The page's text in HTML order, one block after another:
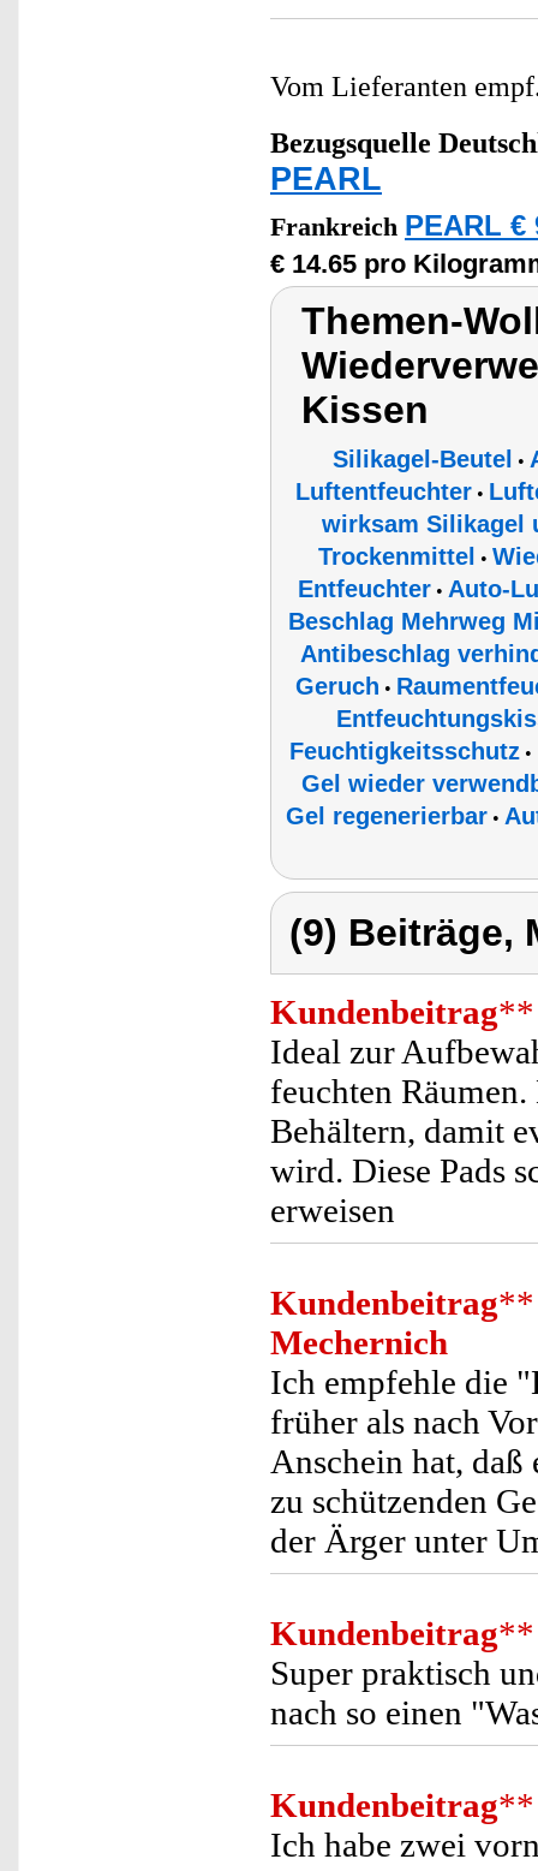
Vom Lieferanten
Bezugsquelle
PEARL
Frankreich PEARL €
€ 14.65 pro
Themen-
Kissen
Silikagel-Beutel •
Luftentfeuchter•
wirksam Silikagel
Trockenmittel
•
Entfeuchter • Auto-
Beschlag Mehrweg
Antibeschlag
Geruch •
Feuchtigkeitsschutz•
Gel wieder
Gel regenerierbar•
(9) Beiträge,
Kundenbeitrag**
Ideal zur
feuchten
Behältern, damit
wird. Diese Pads
erweisen
Kundenbeitrag**
Mechernich
Ich empfehle die
früher als nach
Anschein hat, daß
zu schützenden
der Ärger unter
Kundenbeitrag**
Super praktisch
nach so einen
Kundenbeitrag**
Ich habe zwei